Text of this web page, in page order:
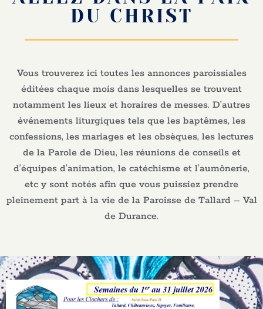
DU CHRIST
Vous trouverez ici toutes les annonces paroissiales
éditées chaque mois dans lesquelles se trouvent
notamment les lieux et horaires de messes. D’autres
événements liturgiques tels que les baptêmes, les
confessions, les mariages et les obsèques, les lectures
de la Parole de Dieu, les réunions de conseils et
d’équipes d’animation, le catéchisme et l’aumônerie,
etc y sont notés afin que vous puissiez prendre
pleinement part à la vie de la Paroisse de Tallard – Val
de Durance.